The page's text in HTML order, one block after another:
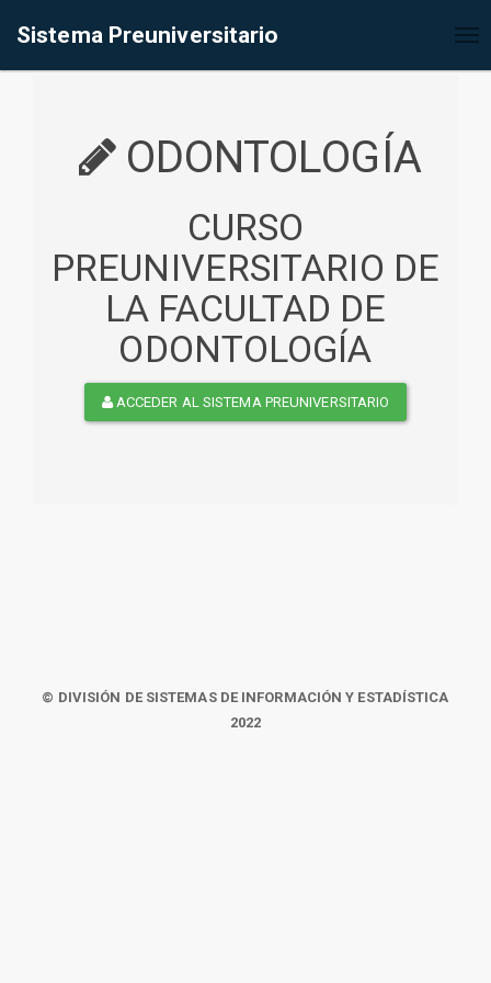
Sistema Preuniversitario
ODONTOLOGÍA
CURSO
PREUNIVERSITARIO DE
LA FACULTAD DE
ODONTOLOGÍA
ACCEDER AL SISTEMA PREUNIVERSITARIO
© DIVISIÓN DE SISTEMAS DE INFORMACIÓN Y ESTADÍSTICA
2022